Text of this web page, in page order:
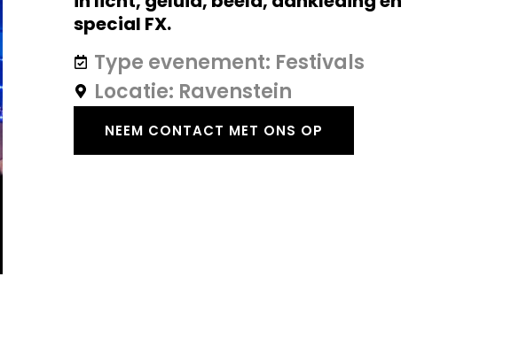
special FX.
Festivals
Ravenstein
NEEM CONTACT MET ONS OP